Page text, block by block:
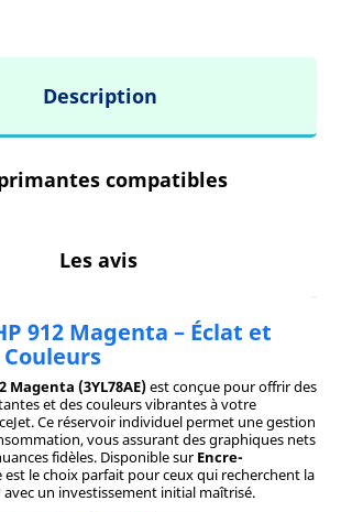
Description
compatibles
Les avis
912 Magenta – Éclat et
Magenta (3YL78AE)est conçue pour offrir des
et des couleurs vibrantes à votre
Ce réservoir individuel permet une gestion
vous assurant des graphiques nets
fidèles. Disponible surEncre-
est le choix parfait pour ceux qui recherchent la
un investissement initial maîtrisé.